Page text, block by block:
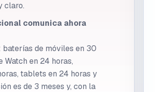
claro.
comunica ahora
de móviles en 30
en 24 horas,
tablets en 24 horas y
es de 3 meses y, con la